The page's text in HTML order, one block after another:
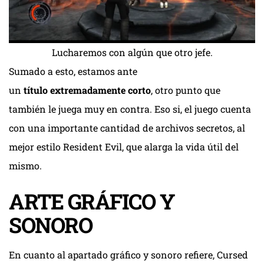
Lucharemos con algún que otro jefe.
Sumado a esto, estamos ante
un título extremadamente corto, otro punto que
también le juega muy en contra. Eso si, el juego cuenta
con una importante cantidad de archivos secretos, al
mejor estilo Resident Evil, que alarga la vida útil del
mismo.
ARTE GRÁFICO Y
SONORO
En cuanto al apartado gráfico y sonoro refiere, Cursed